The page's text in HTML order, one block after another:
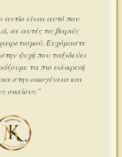
αντίο είναι αυτό που
σε αυτές τις βαριές
Ευχόμαστε
ψυχή που ταξιδεύει
τα πιο ειλικρινή
στην οικογένεια και
οικείους."